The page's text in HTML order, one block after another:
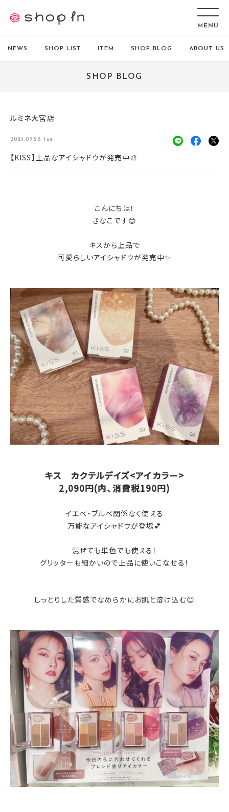
NEWS SHOP LIST ITEM SHOP BLOG ABOUT US
SHOP BLOG
ルミネ大宮店
2023.09.26 Tue
【KISS】上品なアイシャドウが発売中🎨
こんにちは！
きなこです😊
キスから上品で
可愛らしいアイシャドウが発売中✨
キス カクテルデイズ<アイカラー>
2,090円(内、消費税190円)
イエベ・ブルべ関係なく使える
万能なアイシャドウが登場💕
混ぜても単色でも使える！
グリッターも細かいので上品に使いこなせる！
しっとりした質感でなめらかにお肌と溶け込む😊